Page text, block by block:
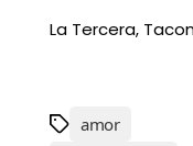
La Tercera,
amor